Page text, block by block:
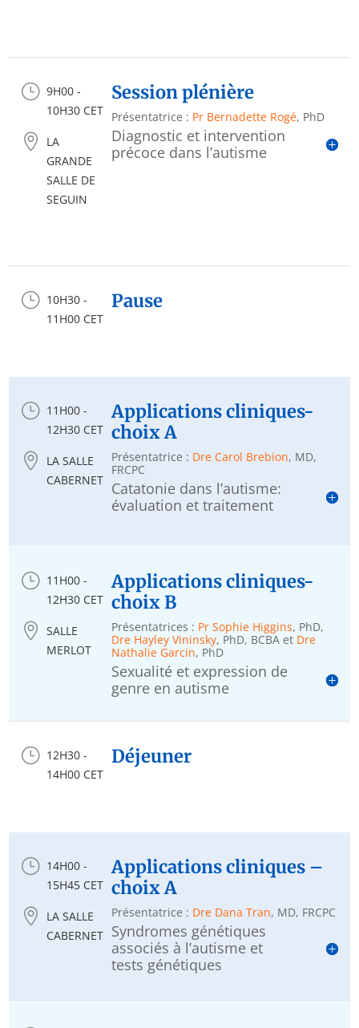
} 9H00 -
10H30 CET

LA
GRANDE
SALLE DE
SEGUIN
Session plénière
Présentatrice : Pr Bernadette Rogé, PhD
Diagnostic et intervention
précoce dans l’autisme
} 10H30 -
11H00 CET
Pause
} 11H00 -
12H30 CET

LA SALLE
CABERNET
Applications cliniques-
choix A
Présentatrice : Dre Carol Brebion, MD,
FRCPC
Catatonie dans l’autisme:
évaluation et traitement
} 11H00 -
12H30 CET
 SALLE
MERLOT
Applications cliniques-
choix B
Présentatrices : Pr Sophie Higgins, PhD,
Dre Hayley Vininsky, PhD, BCBA et Dre
Nathalie Garcin, PhD
Sexualité et expression de
genre en autisme
} 12H30 -
14H00 CET
Déjeuner
} 14H00 -
15H45 CET

LA SALLE
CABERNET
Applications cliniques –
choix A
Présentatrice : Dre Dana Tran, MD, FRCPC
Syndromes génétiques
associés à l’autisme et
tests génétiques